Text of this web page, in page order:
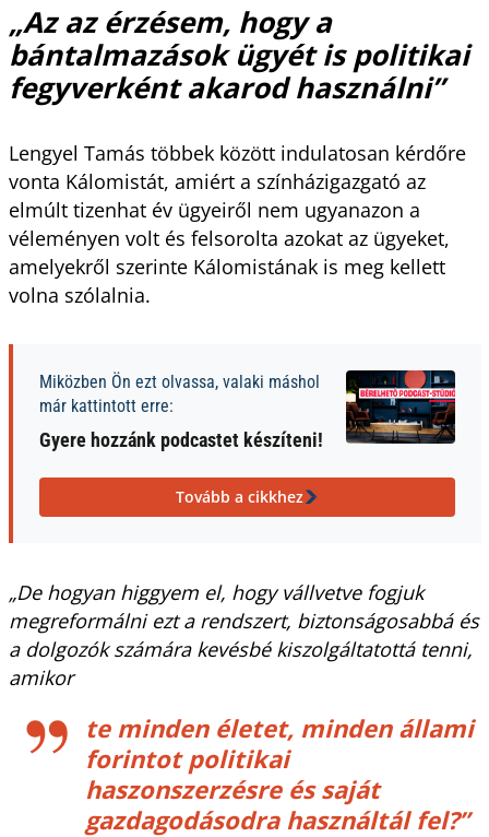
„Az az érzésem, hogy a
bántalmazások ügyét is politikai
fegyverként akarod használni”
Lengyel Tamás többek között indulatosan kérdőre
vonta Kálomistát, amiért a színházigazgató az
elmúlt tizenhat év ügyeiről nem ugyanazon a
véleményen volt és felsorolta azokat az ügyeket,
amelyekről szerinte Kálomistának is meg kellett
volna szólalnia.
Miközben Ön ezt olvassa, valaki máshol
már kattintott erre:
Gyere hozzánk podcastet készíteni!
Tovább a cikkhez
„De hogyan higgyem el, hogy vállvetve fogjuk
megreformálni ezt a rendszert, biztonságosabbá és
a dolgozók számára kevésbé kiszolgáltatottá tenni,
amikor
te minden életet, minden állami
forintot politikai
haszonszerzésre és saját
gazdagodásodra használtál fel?”